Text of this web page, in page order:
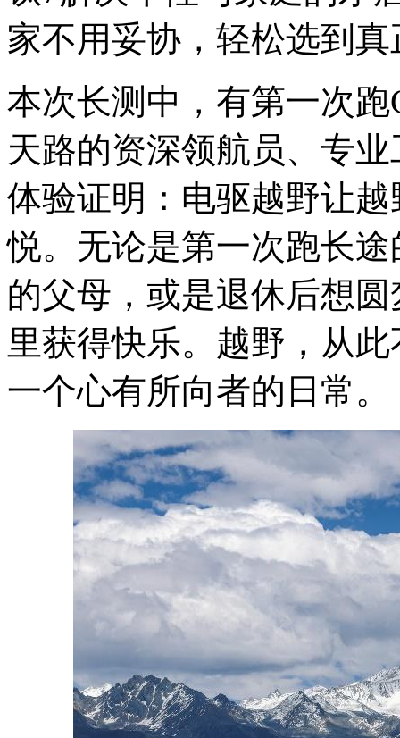
家不用妥协，轻松选到
本次长测中，有第一次跑
天路的资深领航员、专
体验证明：电驱越野让
悦。无论是第一次跑长
的父母，或是退休后想
里获得快乐。越野，从
一个心有所向者的日常。